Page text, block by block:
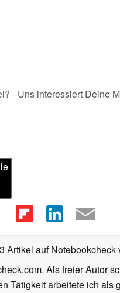
- Uns interessiert Deine
Artikel auf Notebookcheck
Als freier Autor
Tätigkeit arbeitete ich